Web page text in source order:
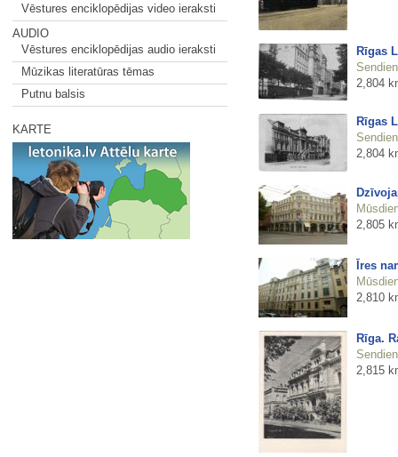
Vēstures enciklopēdijas video ieraksti
AUDIO
Vēstures enciklopēdijas audio ieraksti
Mūzikas literatūras tēmas
Putnu balsis
KARTE
Rīgas
2,804
Rīgas
2,804
2,805
Īres
2,810
Rīga.
2,815